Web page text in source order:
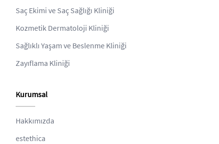
Saç Ekimi ve Saç Sağlığı Kliniği
Kozmetik Dermatoloji Kliniği
Sağlıklı Yaşam ve Beslenme Kliniği
Zayıflama Kliniği
Kurumsal
Hakkımızda
estethica